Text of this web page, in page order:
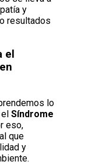
y
resultados
el
lo
Síndrome
eso,
que
y